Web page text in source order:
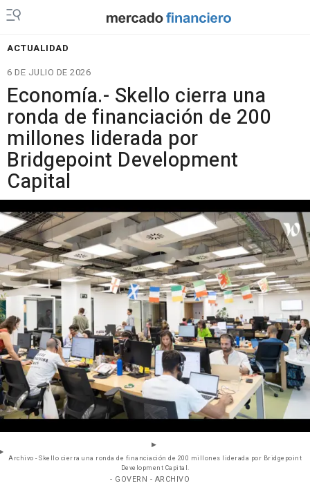
ACTUALIDAD
6 DE JULIO DE 2026
Economía.- Skello cierra una
ronda de financiación de 200
millones liderada por
Bridgepoint Development
Capital
Archivo - Skello cierra una ronda de financiación de 200 millones liderada por Bridgepoint
Development Capital.
- GOVERN - ARCHIVO